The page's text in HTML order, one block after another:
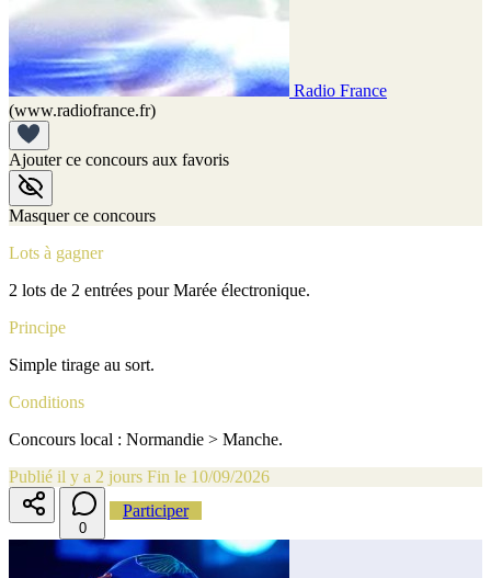
Radio France
(www.radiofrance.fr)
Ajouter ce concours aux favoris
Masquer ce concours
Lots à gagner
2 lots de 2 entrées pour Marée électronique.
Principe
Simple tirage au sort.
Conditions
Concours local : Normandie > Manche.
Publié il y a 2 jours Fin le 10/09/2026
0
Participer